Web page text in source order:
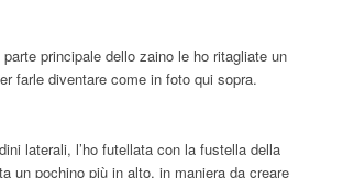
principale dello zaino le ho ritagliate un
farle diventare come in foto qui sopra.
laterali, l’ho futellata con la fustella della
un pochino più in alto, in maniera da creare